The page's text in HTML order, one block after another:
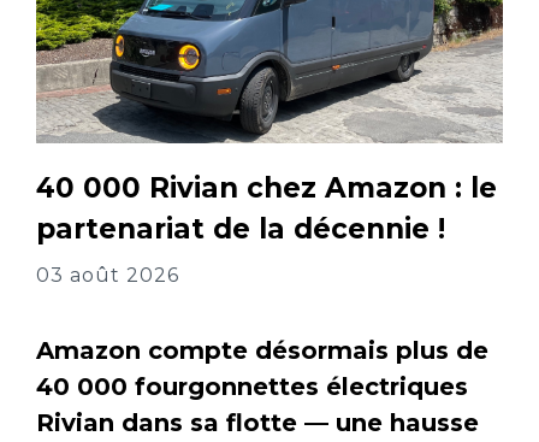
40 000 Rivian chez Amazon : le
partenariat de la décennie !
03 août 2026
Amazon compte désormais plus de
40 000 fourgonnettes électriques
Rivian dans sa flotte — une hausse